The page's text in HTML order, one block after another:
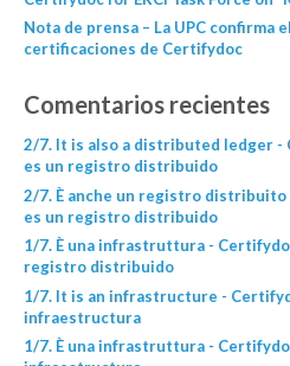
Nota de prensa – La UPC confirma
certificaciones de Certifydoc
Comentarios recientes
2/7. It is also a distributed ledger -
es un registro distribuido
2/7. È anche un registro
es un registro distribuido
1/7. È una infrastruttura -
registro distribuido
1/7. It is an infrastructure -
infraestructura
1/7. È una infrastruttura -